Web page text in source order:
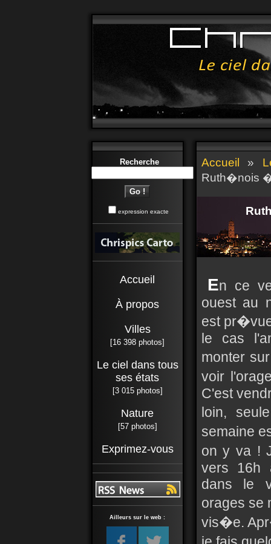
Recherche
expression exacte
Accueil
À propos
Villes
[16 398 photos]
Le ciel dans tous
ses états
[3 015 photos]
Nature
[57 photos]
Exprimez-vous
Ailleurs sur le web :
Accueil »
Ruth�nois
En ce
ouest au
est
le cas
monter
voir
C'est
loin,
semaine
on y va !
vers 16h
dans le
orages se
vis�e.